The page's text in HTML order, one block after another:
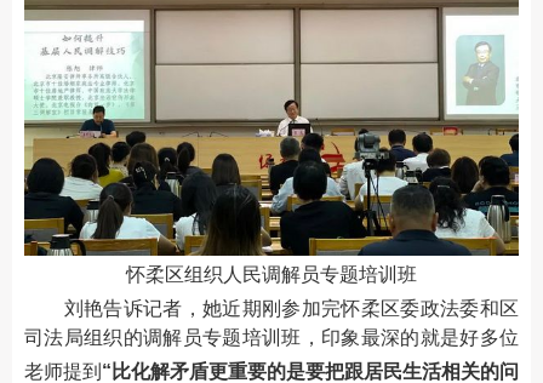
怀柔区组织人民调解员专题培训班
刘艳告诉记者，她近期刚参加完怀柔区委政法委和区
司法局组织的调解员专题培训班，印象最深的就是好多位
老师提到 “比化解矛盾更重要的是要把跟居民生活相关的问